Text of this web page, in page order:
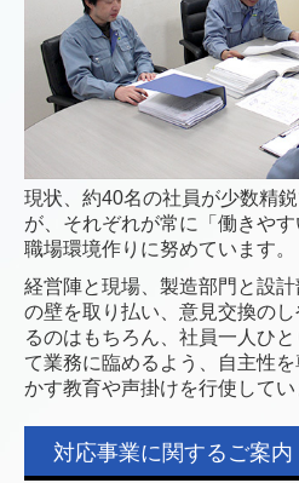
現状、約40名の社員が少数精
が、それぞれが常に「働きや
職場環境作りに努めています。
経営陣と現場、製造部門と設
の壁を取り払い、意見交換の
るのはもちろん、社員一人ひ
て業務に臨めるよう、自主性
かす教育や声掛けを行使してい
対応事業に関するご案内